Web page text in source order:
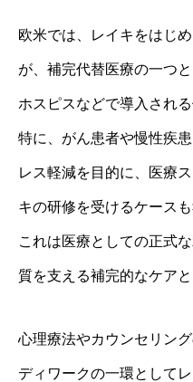
欧米では、レイキをはじ
が、補完代替医療の一つ
ホスピスなどで導入され
特に、がん患者や慢性疾
レス軽減を目的に、医療
キの研修を受けるケース
これは医療としての正式
質を支える補完的なケア
心理療法やカウンセリン
ディワークの一環として